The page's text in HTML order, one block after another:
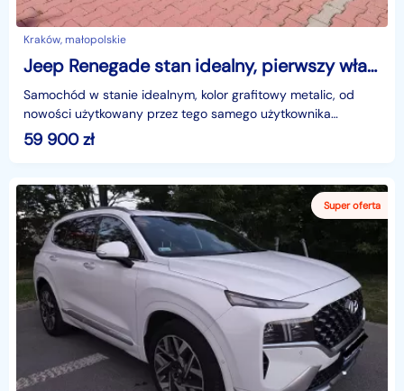
Kraków, małopolskie
Jeep Renegade stan idealny, pierwszy właściciel, kupiony w salonie w Polsce
Samochód w stanie idealnym, kolor grafitowy metalic, od
nowości użytkowany przez tego samego użytkownika
(zakupiony w leasingu), serwisowany w ASO, nowy akumula
59 900zł